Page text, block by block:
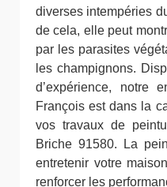
diverses intempéries
de cela, elle peut
par les parasites
les champignons.
d’expérience, notre
François est dans la
vos travaux de
Briche 91580. La
entretenir votre
renforcer les